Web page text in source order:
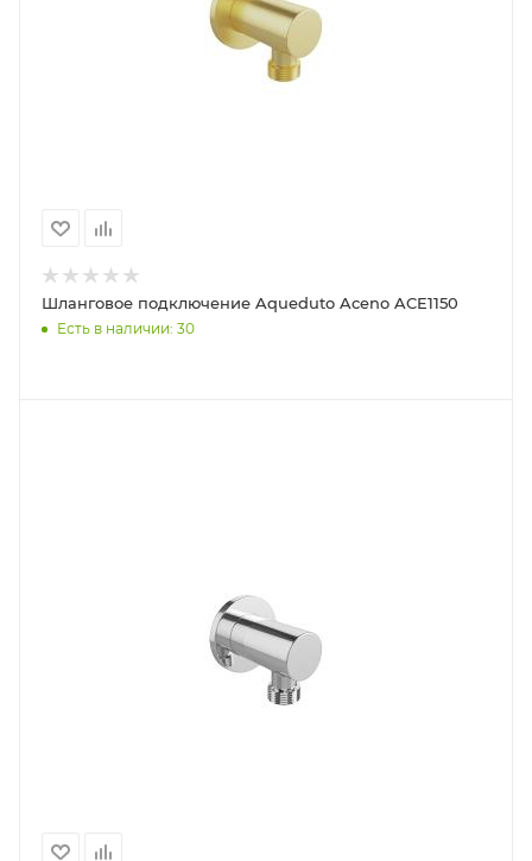
Шланговое подключение Aqueduto Aceno ACE1150
Есть в наличии: 30